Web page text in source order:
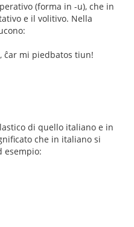
(forma in -u), che in
e il volitivo. Nella
ĉar mi piedbatos tiun!
di quello italiano e in
che in italiano si
esempio: